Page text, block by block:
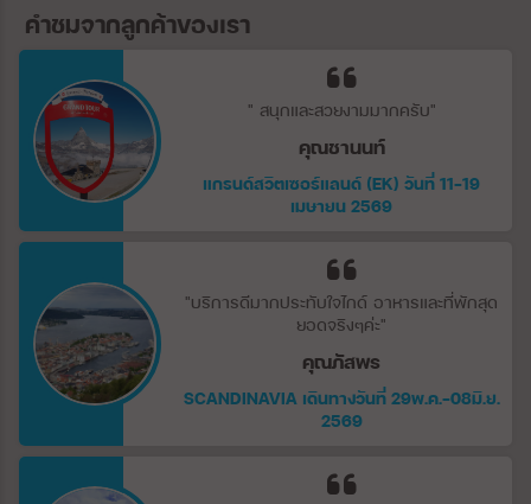
คำชมจากลูกค้าของเรา
" สนุกและสวยงามมากครับ"
คุณชานนท์
แกรนด์สวิตเซอร์แลนด์ (EK) วันที่ 11-19
เมษายน 2569
"บริการดีมากประทับใจไกด์ อาหารและที่พักสุด
ยอดจริงๆค่ะ"
คุณภัสพร
SCANDINAVIA เดินทางวันที่ 29พ.ค.-08มิ.ย.
2569